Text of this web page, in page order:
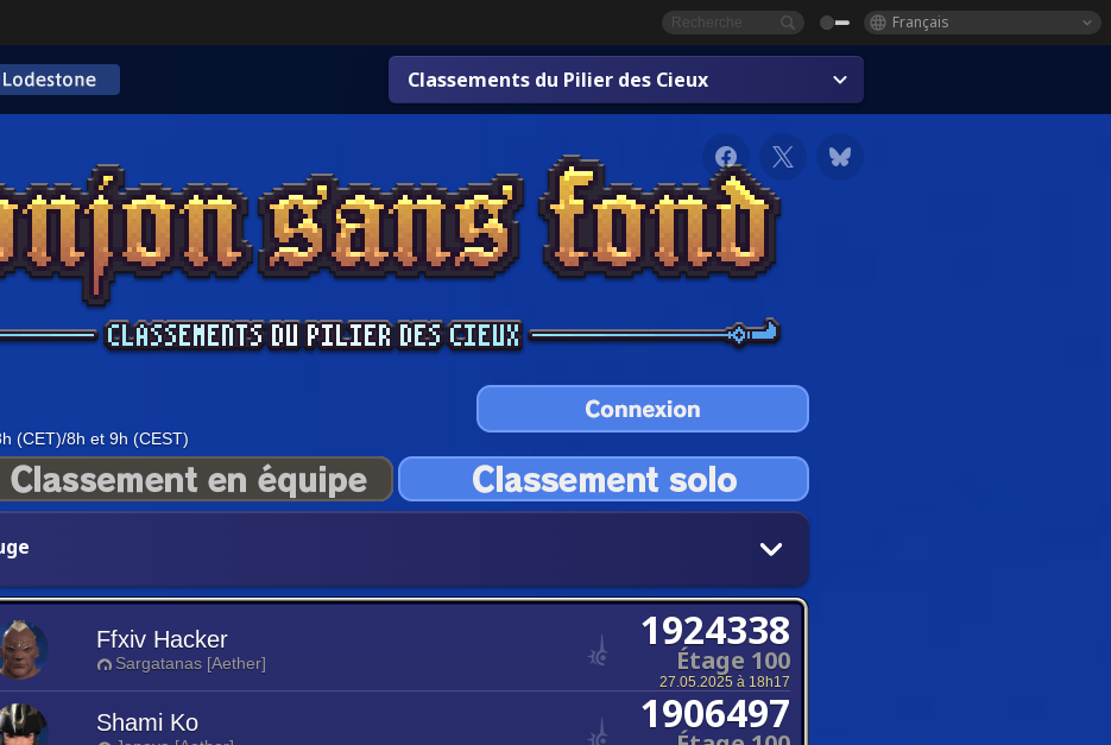
Français
Classements du Pilier des Cieux
(CET)/8h et 9h (CEST)
Ffxiv Hacker
Sargatanas [Aether]
1924338
Étage 100
27.05.2025 à 18h17
Shami Ko 1906497